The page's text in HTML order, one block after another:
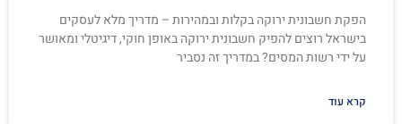
הפקת חשבונית ירוקה בקלות ובמהירות – מדריך מלא לעסקים
בישראל רוצים להפיק חשבונית ירוקה באופן חוקי, דיגיטלי ומאושר
על ידי רשות המסים? במדריך זה נסביר
קרא עוד